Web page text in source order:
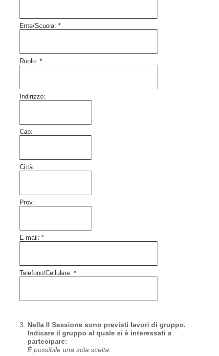
Ente/Scuola: *
Ruolo: *
Indirizzo:
Cap:
Città:
Prov.:
E-mail: *
Telefono/Cellulare: *
3
Nella II Sessione sono previsti lavori di gruppo.
Indicare il gruppo al quale si è interessati a
partecipare:
É possibile una sola scelta: